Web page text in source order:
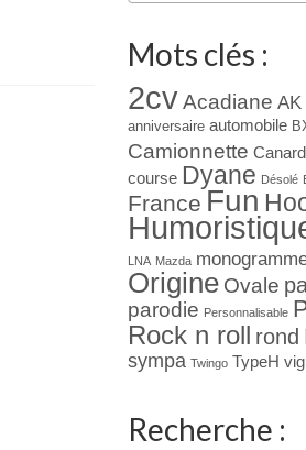
Mots clés :
2cv Acadiane AK
anniversaire automobile
Camionnette Canard
course Dyane Désolé
France Fun
LNA Mazda
Origine Ovale
parodie Personnalisable
Rock n roll rond
sympa Twingo TypeH
Recherche :